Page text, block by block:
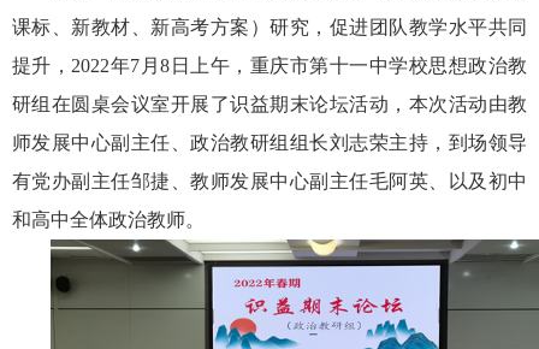
课标、新教材、新高考方案）研究，促进团队教学水平共同
提升，2022年7月8日上午，重庆市第十一中学校思想政治教
研组在圆桌会议室开展了识益期末论坛活动，本次活动由教
师发展中心副主任、政治教研组组长刘志荣主持，到场领导
有党办副主任邹捷、教师发展中心副主任毛阿英、以及初中
和高中全体政治教师。